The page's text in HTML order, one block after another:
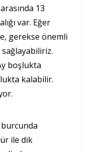
13
var. Eğer
gerekse önemli
boşlukta
kalabilir.
ile dik